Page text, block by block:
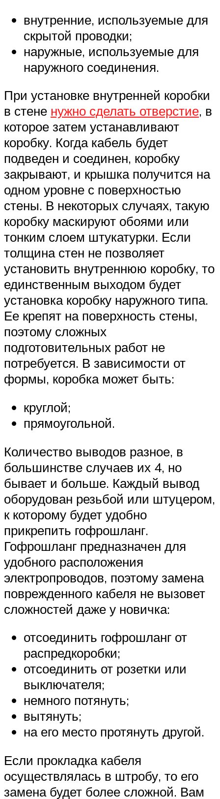
внутренние, используемые для
скрытой проводки;
наружные, используемые для
наружного соединения.
При установке внутренней коробки
в стене нужно сделать отверстие, в
которое затем устанавливают
коробку. Когда кабель будет
подведен и соединен, коробку
закрывают, и крышка получится на
одном уровне с поверхностью
стены. В некоторых случаях, такую
коробку маскируют обоями или
тонким слоем штукатурки. Если
толщина стен не позволяет
установить внутреннюю коробку, то
единственным выходом будет
установка коробку наружного типа.
Ее крепят на поверхность стены,
поэтому сложных
подготовительных работ не
потребуется. В зависимости от
формы, коробка может быть:
круглой;
прямоугольной.
Количество выводов разное, в
большинстве случаев их 4, но
бывает и больше. Каждый вывод
оборудован резьбой или штуцером,
к которому будет удобно
прикрепить гофрошланг.
Гофрошланг предназначен для
удобного расположения
электропроводов, поэтому замена
поврежденного кабеля не вызовет
сложностей даже у новичка:
отсоединить гофрошланг от
распредкоробки;
отсоединить от розетки или
выключателя;
немного потянуть;
вытянуть;
на его место протянуть другой.
Если прокладка кабеля
осуществлялась в штробу, то его
замена будет более сложной. Вам